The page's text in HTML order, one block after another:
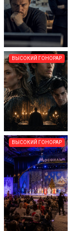
ВЫСОКИЙ ГОНОРАР
ВЫСОКИЙ ГОНОРАР